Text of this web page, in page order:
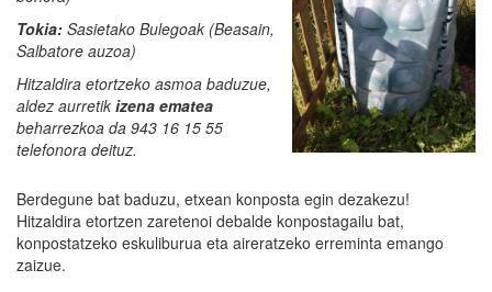
Tokia: Sasietako Bulegoak (Beasain,
Salbatore auzoa)
Hitzaldira etortzeko asmoa baduzue,
aldez aurretik izena ematea
beharrezkoa da 943 16 15 55
telefonora deituz.
Berdegune bat baduzu, etxean konposta egin dezakezu!
Hitzaldira etortzen zaretenoi debalde konpostagailu bat,
konpostatzeko eskuliburua eta aireratzeko erreminta emango
zaizue.